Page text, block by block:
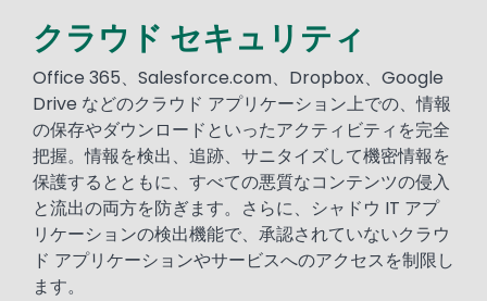
Text
クラウド セキュリティ
Office 365、Salesforce.com、Dropbox、Google
Drive などのクラウド アプリケーション上での、情報
の保存やダウンロードといったアクティビティを完全
把握。情報を検出、追跡、サニタイズして機密情報を
保護するとともに、すべての悪質なコンテンツの侵入
と流出の両方を防ぎます。さらに、シャドウ IT アプ
リケーションの検出機能で、承認されていないクラウ
ド アプリケーションやサービスへのアクセスを制限し
ます。